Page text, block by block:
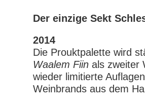
Der einzige Sekt
2014
Die Prouktpalette wird
Waalem Fiin als zweiter
wieder limitierte
Weinbrands aus dem